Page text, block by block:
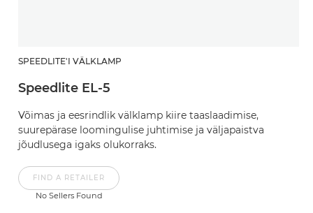
SPEEDLITE'I VÄLKLAMP
Speedlite EL-5
Võimas ja eesrindlik välklamp kiire taaslaadimise,
suurepärase loomingulise juhtimise ja väljapaistva
jõudlusega igaks olukorraks.
FIND A RETAILER
No Sellers Found